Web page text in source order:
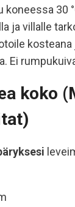
koneessa 30
ja villalle
kosteana
Ei
koko